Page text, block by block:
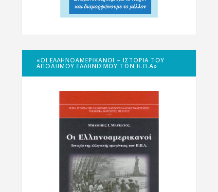
«ΟΙ ΕΛΛΗΝΟΑΜΕΡΙΚΑΝΟΊ – ΙΣΤΟΡΊΑ ΤΟΥ
ΑΠΌΔΗΜΟΥ ΕΛΛΗΝΙΣΜΟΎ ΤΩΝ Η.Π.Α»